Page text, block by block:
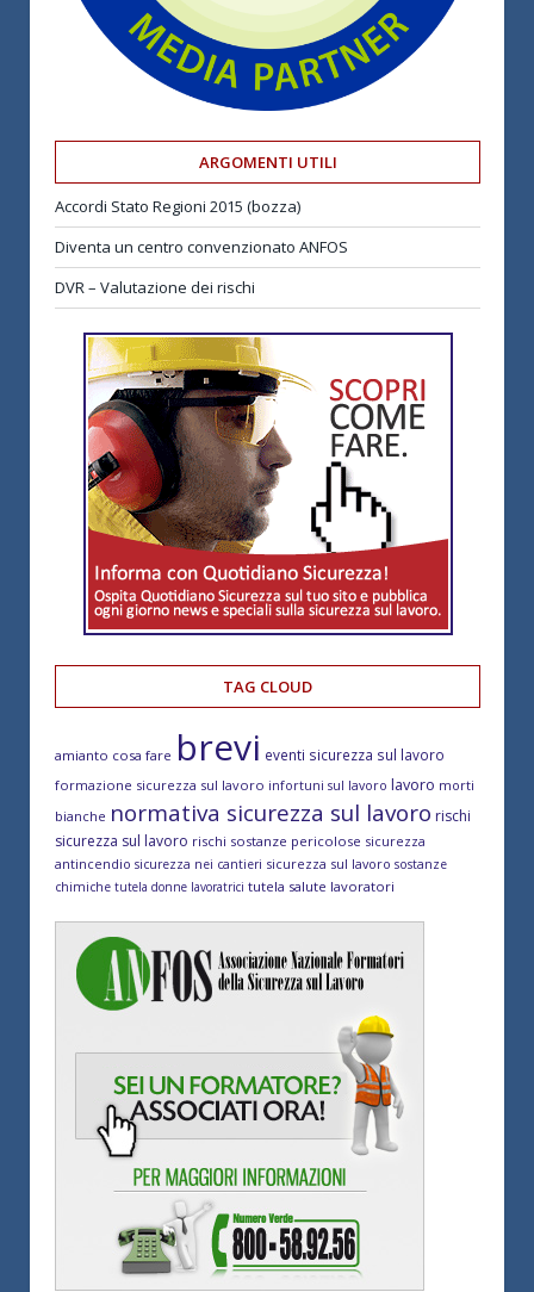
ARGOMENTI UTILI
Accordi Stato Regioni 2015 (bozza)
Diventa un centro convenzionato ANFOS
DVR – Valutazione dei rischi
TAG CLOUD
amianto cosa fare brevi eventi sicurezza sul lavoro
formazione sicurezza sul lavoro infortuni sul lavoro lavoro morti
bianche normativa sicurezza sul lavoro rischi
sicurezza sul lavoro rischi sostanze pericolose sicurezza
antincendio sicurezza nei cantieri sicurezza sul lavoro sostanze
chimiche tutela donne lavoratrici tutela salute lavoratori